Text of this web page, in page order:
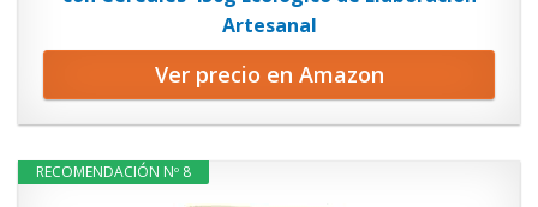
Artesanal
Ver precio en Amazon
RECOMENDACIÓN Nº 8